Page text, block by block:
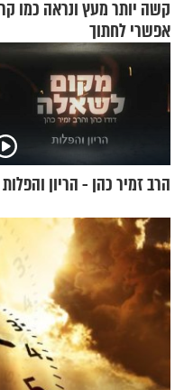
קשה יותר מעץ ונראה כמו
אפשרי לחתוך
הרב זמיר כהן - הריון והפלות